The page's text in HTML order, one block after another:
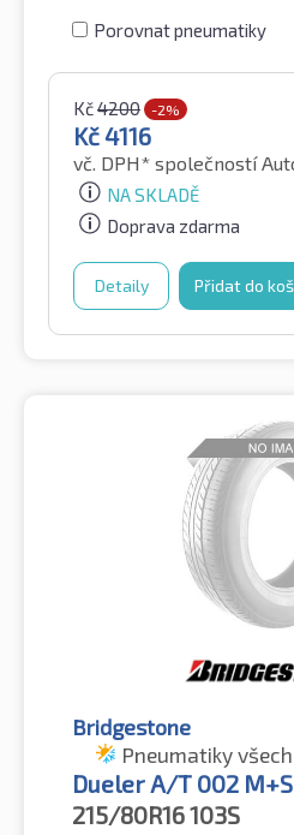
Porovnat pneumatiky
Kč4200 -2%
Kč4116
vč. DPH* společností
NA SKLADĚ
Doprava zdarma
Detaily Přidat do
Bridgestone
Pneumatiky
Dueler A/T 002
215/80R16103S